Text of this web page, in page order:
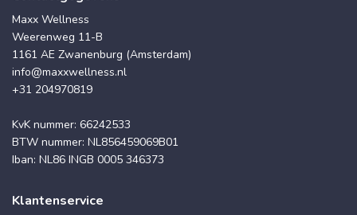
Maxx Wellness
Weerenweg 11-B
1161 AE Zwanenburg (Amsterdam)
info@maxxwellness.nl
+31 204970819
KvK nummer: 66242533
BTW nummer: NL856459069B01
Iban: NL86 INGB 0005 346373
Klantenservice